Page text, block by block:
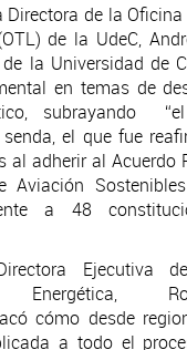
Directora de la
de la UdeC,
la Universidad de
en temas de
subrayando
el que fue
al adherir al Acuerdo
Aviación
a 48
Ejecutiva
Energética,
cómo desde
a todo el